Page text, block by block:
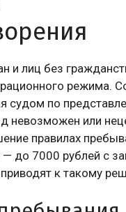
и лиц без
режима.
судом по
невозможен или
правилах
до 7000 рублей с
к такому